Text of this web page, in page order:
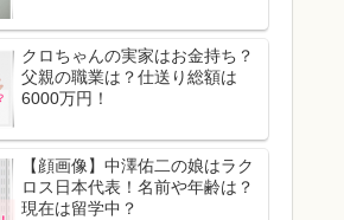
クロちゃんの実家はお金持ち？
父親の職業は？仕送り総額は
6000万円！
【顔画像】中澤佑二の娘はラク
ロス日本代表！名前や年齢は？
現在は留学中？